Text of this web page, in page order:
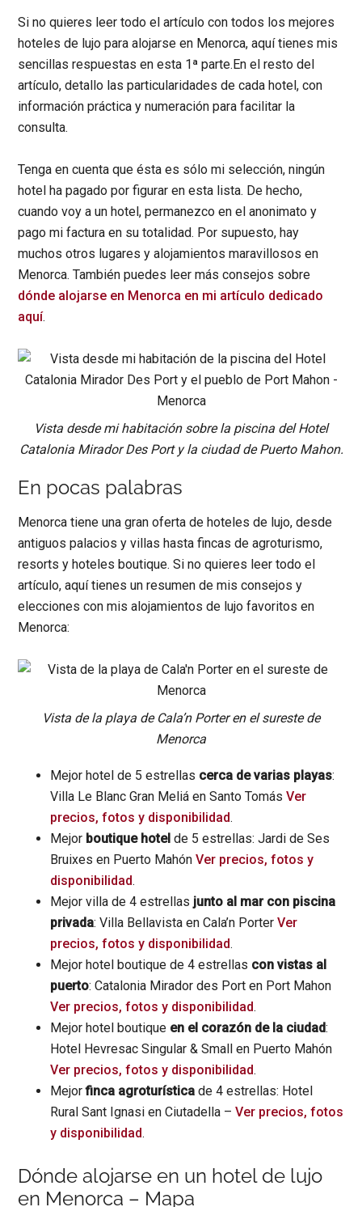
Si no quieres leer todo el artículo con todos los mejores
hoteles de lujo para alojarse en Menorca, aquí tienes mis
sencillas respuestas en esta 1ª parte.En el resto del
artículo, detallo las particularidades de cada hotel, con
información práctica y numeración para facilitar la
consulta.
Tenga en cuenta que ésta es sólo mi selección, ningún
hotel ha pagado por figurar en esta lista. De hecho,
cuando voy a un hotel, permanezco en el anonimato y
pago mi factura en su totalidad. Por supuesto, hay
muchos otros lugares y alojamientos maravillosos en
Menorca. También puedes leer más consejos sobre
dónde alojarse en Menorca en mi artículo dedicado
aquí.
Vista desde mi habitación sobre la piscina del Hotel
Catalonia Mirador Des Port y la ciudad de Puerto Mahon.
En pocas palabras
Menorca tiene una gran oferta de hoteles de lujo, desde
antiguos palacios y villas hasta fincas de agroturismo,
resorts y hoteles boutique. Si no quieres leer todo el
artículo, aquí tienes un resumen de mis consejos y
elecciones con mis alojamientos de lujo favoritos en
Menorca:
Vista de la playa de Cala’n Porter en el sureste de
Menorca
Mejor hotel de 5 estrellas cerca de varias playas:
Villa Le Blanc Gran Meliá en Santo TomásVer
precios, fotos y disponibilidad.
Mejor boutique hotel de 5 estrellas: Jardi de Ses
Bruixes en Puerto MahónVer precios, fotos y
disponibilidad.
Mejor villa de 4 estrellas junto al mar con piscina
privada: Villa Bellavista en Cala’n PorterVer
precios, fotos y disponibilidad.
Mejor hotel boutique de 4 estrellas con vistas al
puerto: Catalonia Mirador des Port en Port Mahon
Ver precios, fotos y disponibilidad.
Mejor hotel boutique en el corazón de la ciudad:
Hotel Hevresac Singular & Small en Puerto Mahón
Ver precios, fotos y disponibilidad.
Mejorfinca agroturística de 4 estrellas: Hotel
Rural Sant Ignasi en Ciutadella –Ver precios, fotos
y disponibilidad.
Dónde alojarse en un hotel de lujo
en Menorca – Mapa